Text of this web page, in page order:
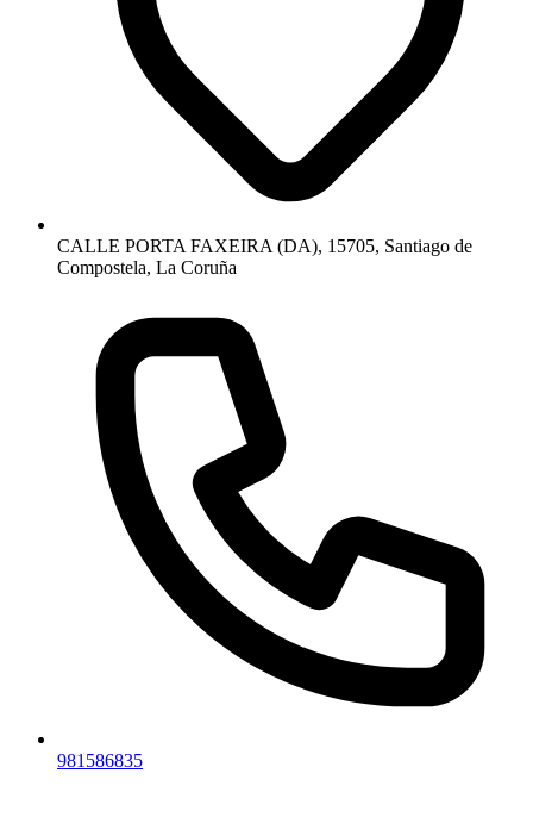
CALLE PORTA FAXEIRA (DA), 15705, Santiago de
Compostela, La Coruña
981586835